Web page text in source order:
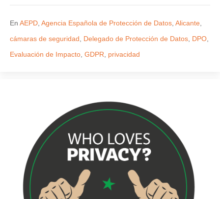
En AEPD Agencia Española de Protección de Datos Alicante
cámaras de seguridad
Delegado de Protección de Datos DPO
Evaluación de Impacto GDPR privacidad